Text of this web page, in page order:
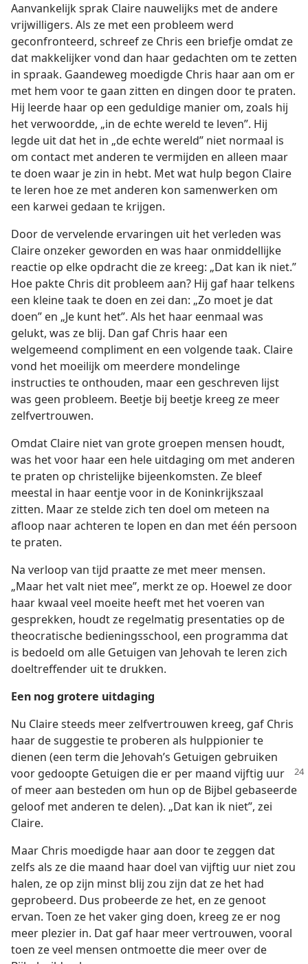
Aanvankelijk sprak Claire nauwelijks met de andere
vrijwilligers. Als ze met een probleem werd
geconfronteerd, schreef ze Chris een briefje omdat ze
dat makkelijker vond dan haar gedachten om te zetten
in spraak. Gaandeweg moedigde Chris haar aan om er
met hem voor te gaan zitten en dingen door te praten.
Hij leerde haar op een geduldige manier om, zoals hij
het verwoordde, „in de echte wereld te leven”. Hij
legde uit dat het in „de echte wereld” niet normaal is
om contact met anderen te vermijden en alleen maar
te doen waar je zin in hebt. Met wat hulp begon Claire
te leren hoe ze met anderen kon samenwerken om
een karwei gedaan te krijgen.
Door de vervelende ervaringen uit het verleden was
Claire onzeker geworden en was haar onmiddellijke
reactie op elke opdracht die ze kreeg: „Dat kan ik niet.”
Hoe pakte Chris dit probleem aan? Hij gaf haar telkens
een kleine taak te doen en zei dan: „Zo moet je dat
doen” en „Je kunt het”. Als het haar eenmaal was
gelukt, was ze blij. Dan gaf Chris haar een
welgemeend compliment en een volgende taak. Claire
vond het moeilijk om meerdere mondelinge
instructies te onthouden, maar een geschreven lijst
was geen probleem. Beetje bij beetje kreeg ze meer
zelfvertrouwen.
Omdat Claire niet van grote groepen mensen houdt,
was het voor haar een hele uitdaging om met anderen
te praten op christelijke bijeenkomsten. Ze bleef
meestal in haar eentje voor in de Koninkrijkszaal
zitten. Maar ze stelde zich ten doel om meteen na
afloop naar achteren te lopen en dan met één persoon
te praten.
Na verloop van tijd praatte ze met meer mensen.
„Maar het valt niet mee”, merkt ze op. Hoewel ze door
haar kwaal veel moeite heeft met het voeren van
gesprekken, houdt ze regelmatig presentaties op de
theocratische bedieningsschool, een programma dat
is bedoeld om alle Getuigen van Jehovah te leren zich
doeltreffender uit te drukken.
Een nog grotere uitdaging
Nu Claire steeds meer zelfvertrouwen kreeg, gaf Chris
haar de suggestie te proberen als hulppionier te
dienen (een term die Jehovah’s Getuigen gebruiken
voor gedoopte Getuigen die er per maand vijftig uur
of meer aan besteden om hun op de Bijbel gebaseerde
geloof met anderen te delen). „Dat kan ik niet”, zei
Claire.
Maar Chris moedigde haar aan door te zeggen dat
zelfs als ze die maand haar doel van vijftig uur niet zou
halen, ze op zijn minst blij zou zijn dat ze het had
geprobeerd. Dus probeerde ze het, en ze genoot
ervan. Toen ze het vaker ging doen, kreeg ze er nog
meer plezier in. Dat gaf haar meer vertrouwen, vooral
toen ze veel mensen ontmoette die meer over de